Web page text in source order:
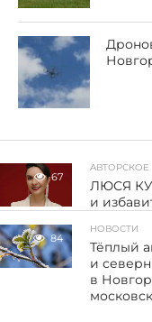
67
АВТОРСКОЕ
ЛЮСЯ
и
84
НОВОСТИ
Тёплый
и
в